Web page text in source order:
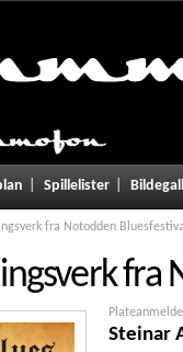
Spillelister
fra Notodden Bluesfestival
fra
Steinar